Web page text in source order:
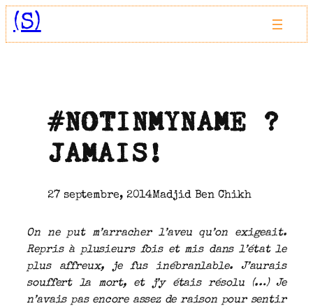
Aller
au(S)
#NOTINMYNAME ?
JAMAIS!
27 septembre, 2014Madjid Ben Chikh
On ne put m’arracher l’aveu qu’on exigeait.
Repris à plusieurs fois et mis dans l’état le
plus affreux, je fus inébranlable. J’aurais
souffert la mort, et j’y étais résolu (…) Je
n’avais pas encore assez de raison pour sentir